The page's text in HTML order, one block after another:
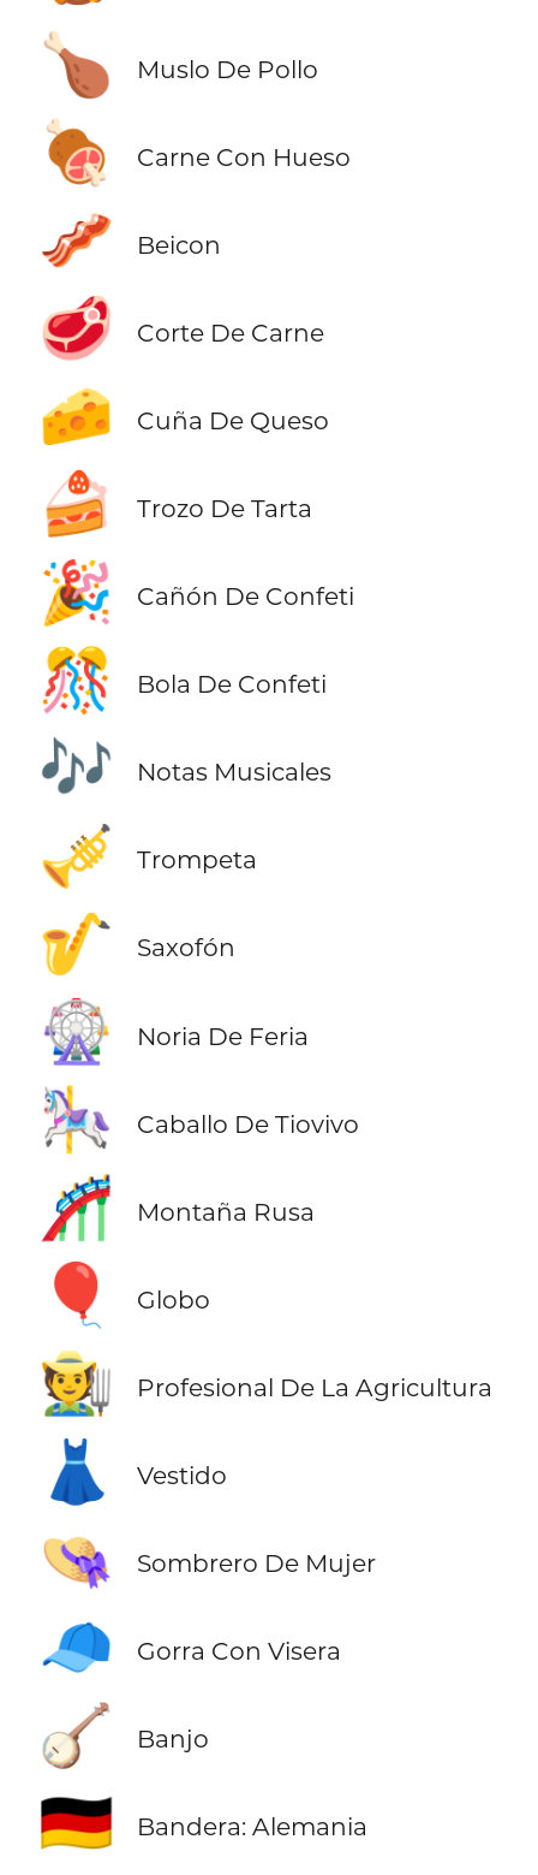
🍗 Muslo De Pollo
🍖 Carne Con Hueso
🥓 Beicon
🥩 Corte De Carne
🧀 Cuña De Queso
🍰 Trozo De Tarta
🎉 Cañón De Confeti
🎊 Bola De Confeti
🎶 Notas Musicales
🎺 Trompeta
🎷 Saxofón
🎡 Noria De Feria
🎠 Caballo De Tiovivo
🎢 Montaña Rusa
🎈 Globo
🧑‍🌾 Profesional De La Agricultura
👗 Vestido
👒 Sombrero De Mujer
🧢 Gorra Con Visera
🪕 Banjo
🇩🇪 Bandera: Alemania